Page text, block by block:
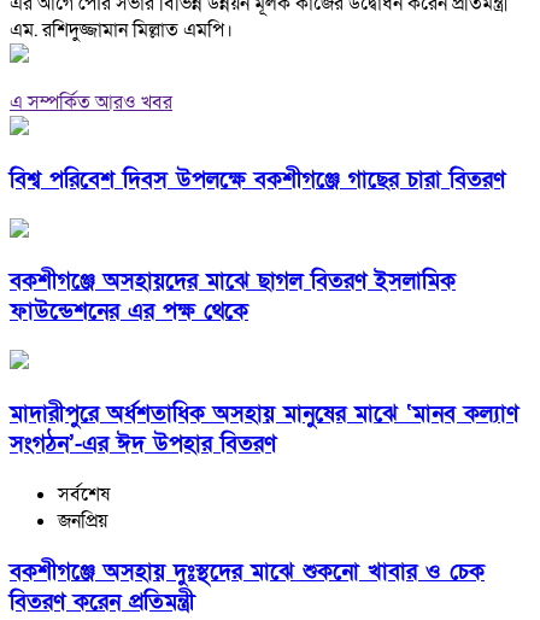
এম. রশিদুজ্জামান মিল্লাত এমপি।
এ সম্পর্কিত আরও খবর
বিশ্ব পরিবেশ দিবস উপলক্ষে বকশীগঞ্জে গাছের চারা বিতরণ
বকশীগঞ্জে অসহায়দের মাঝে ছাগল বিতরণ ইসলামিক
ফাউন্ডেশনের এর পক্ষ থেকে
মাদারীপুরে অর্ধশতাধিক অসহায় মানুষের মাঝে ‘মানব কল্যাণ
সংগঠন’-এর ঈদ উপহার বিতরণ
সর্বশেষ
জনপ্রিয়
বকশীগঞ্জে অসহায় দুঃস্থদের মাঝে শুকনো খাবার ও চেক
বিতরণ করেন প্রতিমন্ত্রী